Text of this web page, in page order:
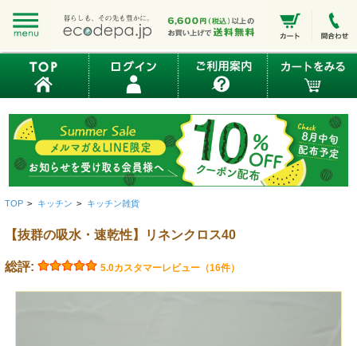
TOP > キッチン > キッチン雑貨
【抜群の吸水・速乾性】リネンクロス40
総評: 5.0カスタマーレビュー（16件）